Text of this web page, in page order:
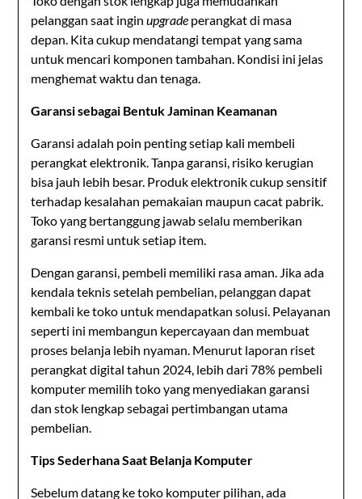
pelanggan saat inginupgrade perangkat di masa
depan. Kita cukup mendatangi tempat yang sama
untuk mencari komponen tambahan. Kondisi ini jelas
menghemat waktu dan tenaga.
Garansi sebagai Bentuk Jaminan Keamanan
Garansi adalah poin penting setiap kali membeli
perangkat elektronik. Tanpa garansi, risiko kerugian
bisa jauh lebih besar. Produk elektronik cukup sensitif
terhadap kesalahan pemakaian maupun cacat pabrik.
Toko yang bertanggung jawab selalu memberikan
garansi resmi untuk setiap item.
Dengan garansi, pembeli memiliki rasa aman. Jika ada
kendala teknis setelah pembelian, pelanggan dapat
kembali ke toko untuk mendapatkan solusi. Pelayanan
seperti ini membangun kepercayaan dan membuat
proses belanja lebih nyaman. Menurut laporan riset
perangkat digital tahun 2024, lebih dari 78% pembeli
komputer memilih toko yang menyediakan garansi
dan stok lengkap sebagai pertimbangan utama
pembelian.
Tips Sederhana Saat Belanja Komputer
Sebelum datang ke toko komputer pilihan, ada